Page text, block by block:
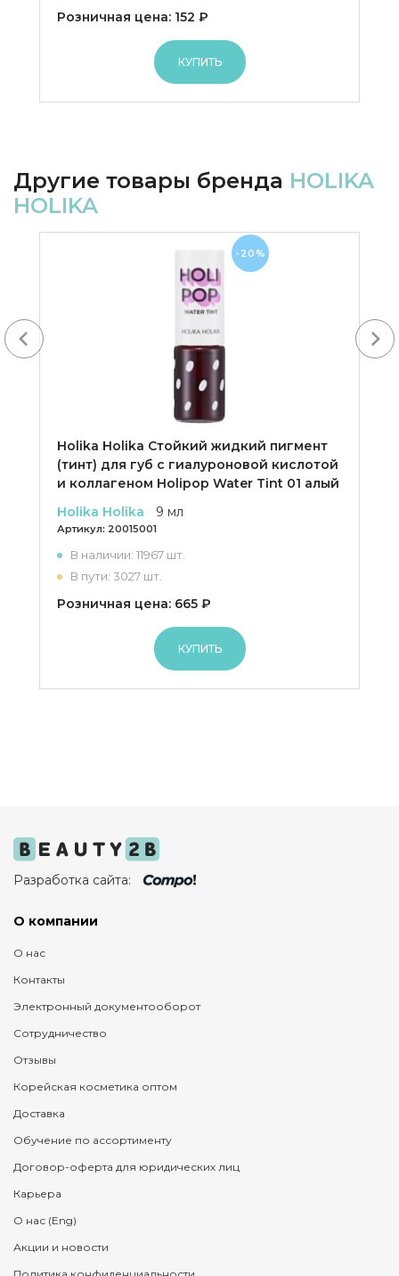
Розничная цена: 152 ₽
КУПИТЬ
Другие товары бренда HOLIKA
HOLIKA
Holika Holika Cтойкий жидкий пигмент
(тинт) для губ с гиалуроновой кислотой
и коллагеном Holipop Water Tint 01 алый
Holika Holika
9 мл
Артикул: 20015001
В наличии: 11967 шт.
В пути: 3027 шт.
Розничная цена: 665 ₽
КУПИТЬ
-20%
Разработка сайта:
О компании
О нас
Контакты
Электронный документооборот
Сотрудничество
Отзывы
Корейская косметика оптом
Доставка
Обучение по ассортименту
Договор-оферта для юридических лиц
Карьера
О нас (Eng)
Акции и новости